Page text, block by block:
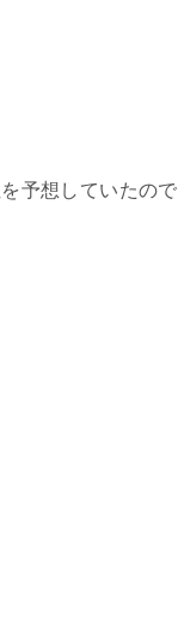
予想していたので